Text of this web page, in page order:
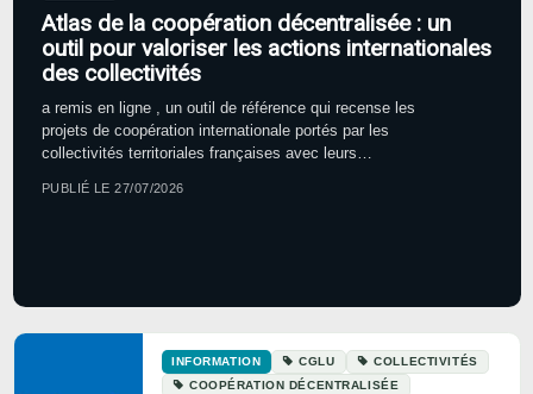
Atlas de la coopération décentralisée : un
outil pour valoriser les actions internationales
des collectivités
a remis en ligne , un outil de référence qui recense les
projets de coopération internationale portés par les
collectivités territoriales françaises avec leurs…
PUBLIÉ LE 27/07/2026
INFORMATION CGLU
COLLECTIVITÉS
COOPÉRATION DÉCENTRALISÉE